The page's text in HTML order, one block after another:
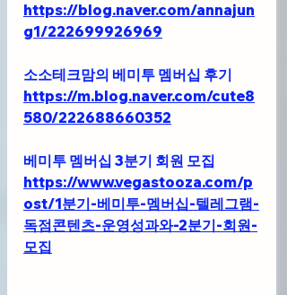
https://blog.naver.com/annajun
g1/222699926969
소소테크맘의 베미투 멤버십 후기
https://m.blog.naver.com/cute8
580/222688660352
베미투 멤버십 3분기 회원 모집
https://www.vegastooza.com/p
ost/1분기-베미투-멤버십-텔레그램-
독점콘텐츠-운영성과와-2분기-회원-
모집